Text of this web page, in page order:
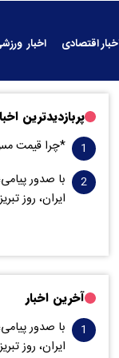
اقتصادی اخبار
پربازدیدترین
*چرا قیمت مس
با صدور
ایران، روز
آخرین اخبار
با صدور
ایران، روز